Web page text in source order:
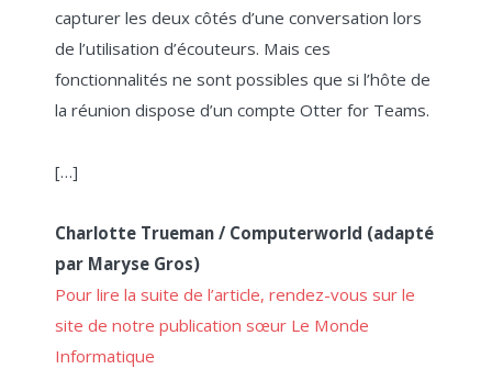
capturer les deux côtés d’une conversation lors
de l’utilisation d’écouteurs. Mais ces
fonctionnalités ne sont possibles que si l’hôte de
la réunion dispose d’un compte Otter for Teams.
[…]
Charlotte Trueman / Computerworld (adapté
par Maryse Gros)
Pour lire la suite de l’article, rendez-vous sur le
site de notre publication sœur Le Monde
Informatique